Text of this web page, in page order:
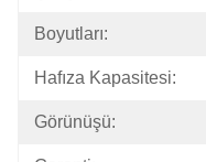
Boyutları:
Hafıza Kapasitesi:
Görünüşü: